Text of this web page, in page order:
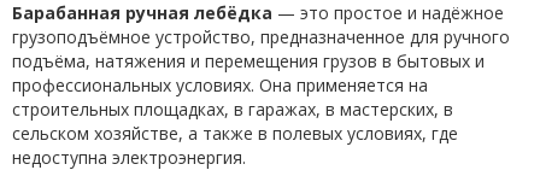
Барабанная ручная лебёдка — это простое и надёжное
грузоподъёмное устройство, предназначенное для ручного
подъёма, натяжения и перемещения грузов в бытовых и
профессиональных условиях. Она применяется на
строительных площадках, в гаражах, в мастерских, в
сельском хозяйстве, а также в полевых условиях, где
недоступна электроэнергия.